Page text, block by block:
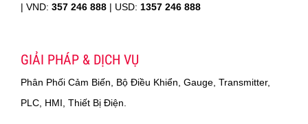
| VND: 357 246 888 | USD: 1357 246 888
GIẢI PHÁP & DỊCH VỤ
Phân Phối Cảm Biến, Bộ Điều Khiển, Gauge, Transmitter,
PLC, HMI, Thiết Bị Điện.